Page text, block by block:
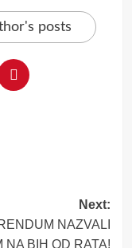
posts
Next:
NAZVALI
NA BIH OD RATA!